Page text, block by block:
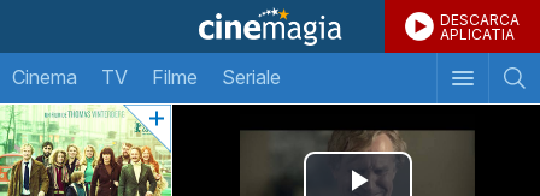
DESCARCA
APLICATIA
Cinema TV Filme Seriale